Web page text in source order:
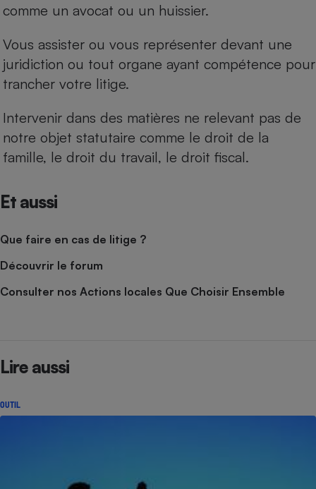
comme un avocat ou un huissier.
Vous assister ou vous représenter devant une
juridiction ou tout organe ayant compétence pour
trancher votre litige.
Intervenir dans des matières ne relevant pas de
notre objet statutaire comme le droit de la
famille, le droit du travail, le droit fiscal.
Et aussi
Que faire en cas de litige ?
Découvrir le forum
Consulter nos Actions locales Que Choisir Ensemble
Lire aussi
OUTIL